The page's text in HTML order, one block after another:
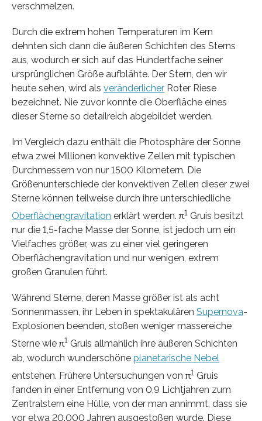
verschmelzen.
Durch die extrem hohen Temperaturen im Kern
dehnten sich dann die äußeren Schichten des Sterns
aus, wodurch er sich auf das Hundertfache seiner
ursprünglichen Größe aufblähte. Der Stern, den wir
heute sehen, wird als veränderlicher Roter Riese
bezeichnet. Nie zuvor konnte die Oberfläche eines
dieser Sterne so detailreich abgebildet werden.
Im Vergleich dazu enthält die Photosphäre der Sonne
etwa zwei Millionen konvektive Zellen mit typischen
Durchmessern von nur 1500 Kilometern. Die
Größenunterschiede der konvektiven Zellen dieser zwei
Sterne können teilweise durch ihre unterschiedliche
Oberflächengravitation erklärt werden. π1 Gruis besitzt
nur die 1,5-fache Masse der Sonne, ist jedoch um ein
Vielfaches größer, was zu einer viel geringeren
Oberflächengravitation und nur wenigen, extrem
großen Granulen führt.
Während Sterne, deren Masse größer ist als acht
Sonnenmassen, ihr Leben in spektakulären Supernova-
Explosionen beenden, stoßen weniger massereiche
Sterne wie π1 Gruis allmählich ihre äußeren Schichten
ab, wodurch wunderschöne planetarische Nebel
entstehen. Frühere Untersuchungen von π1 Gruis
fanden in einer Entfernung von 0,9 Lichtjahren zum
Zentralstern eine Hülle, von der man annimmt, dass sie
vor etwa 20.000 Jahren ausgestoßen wurde. Diese